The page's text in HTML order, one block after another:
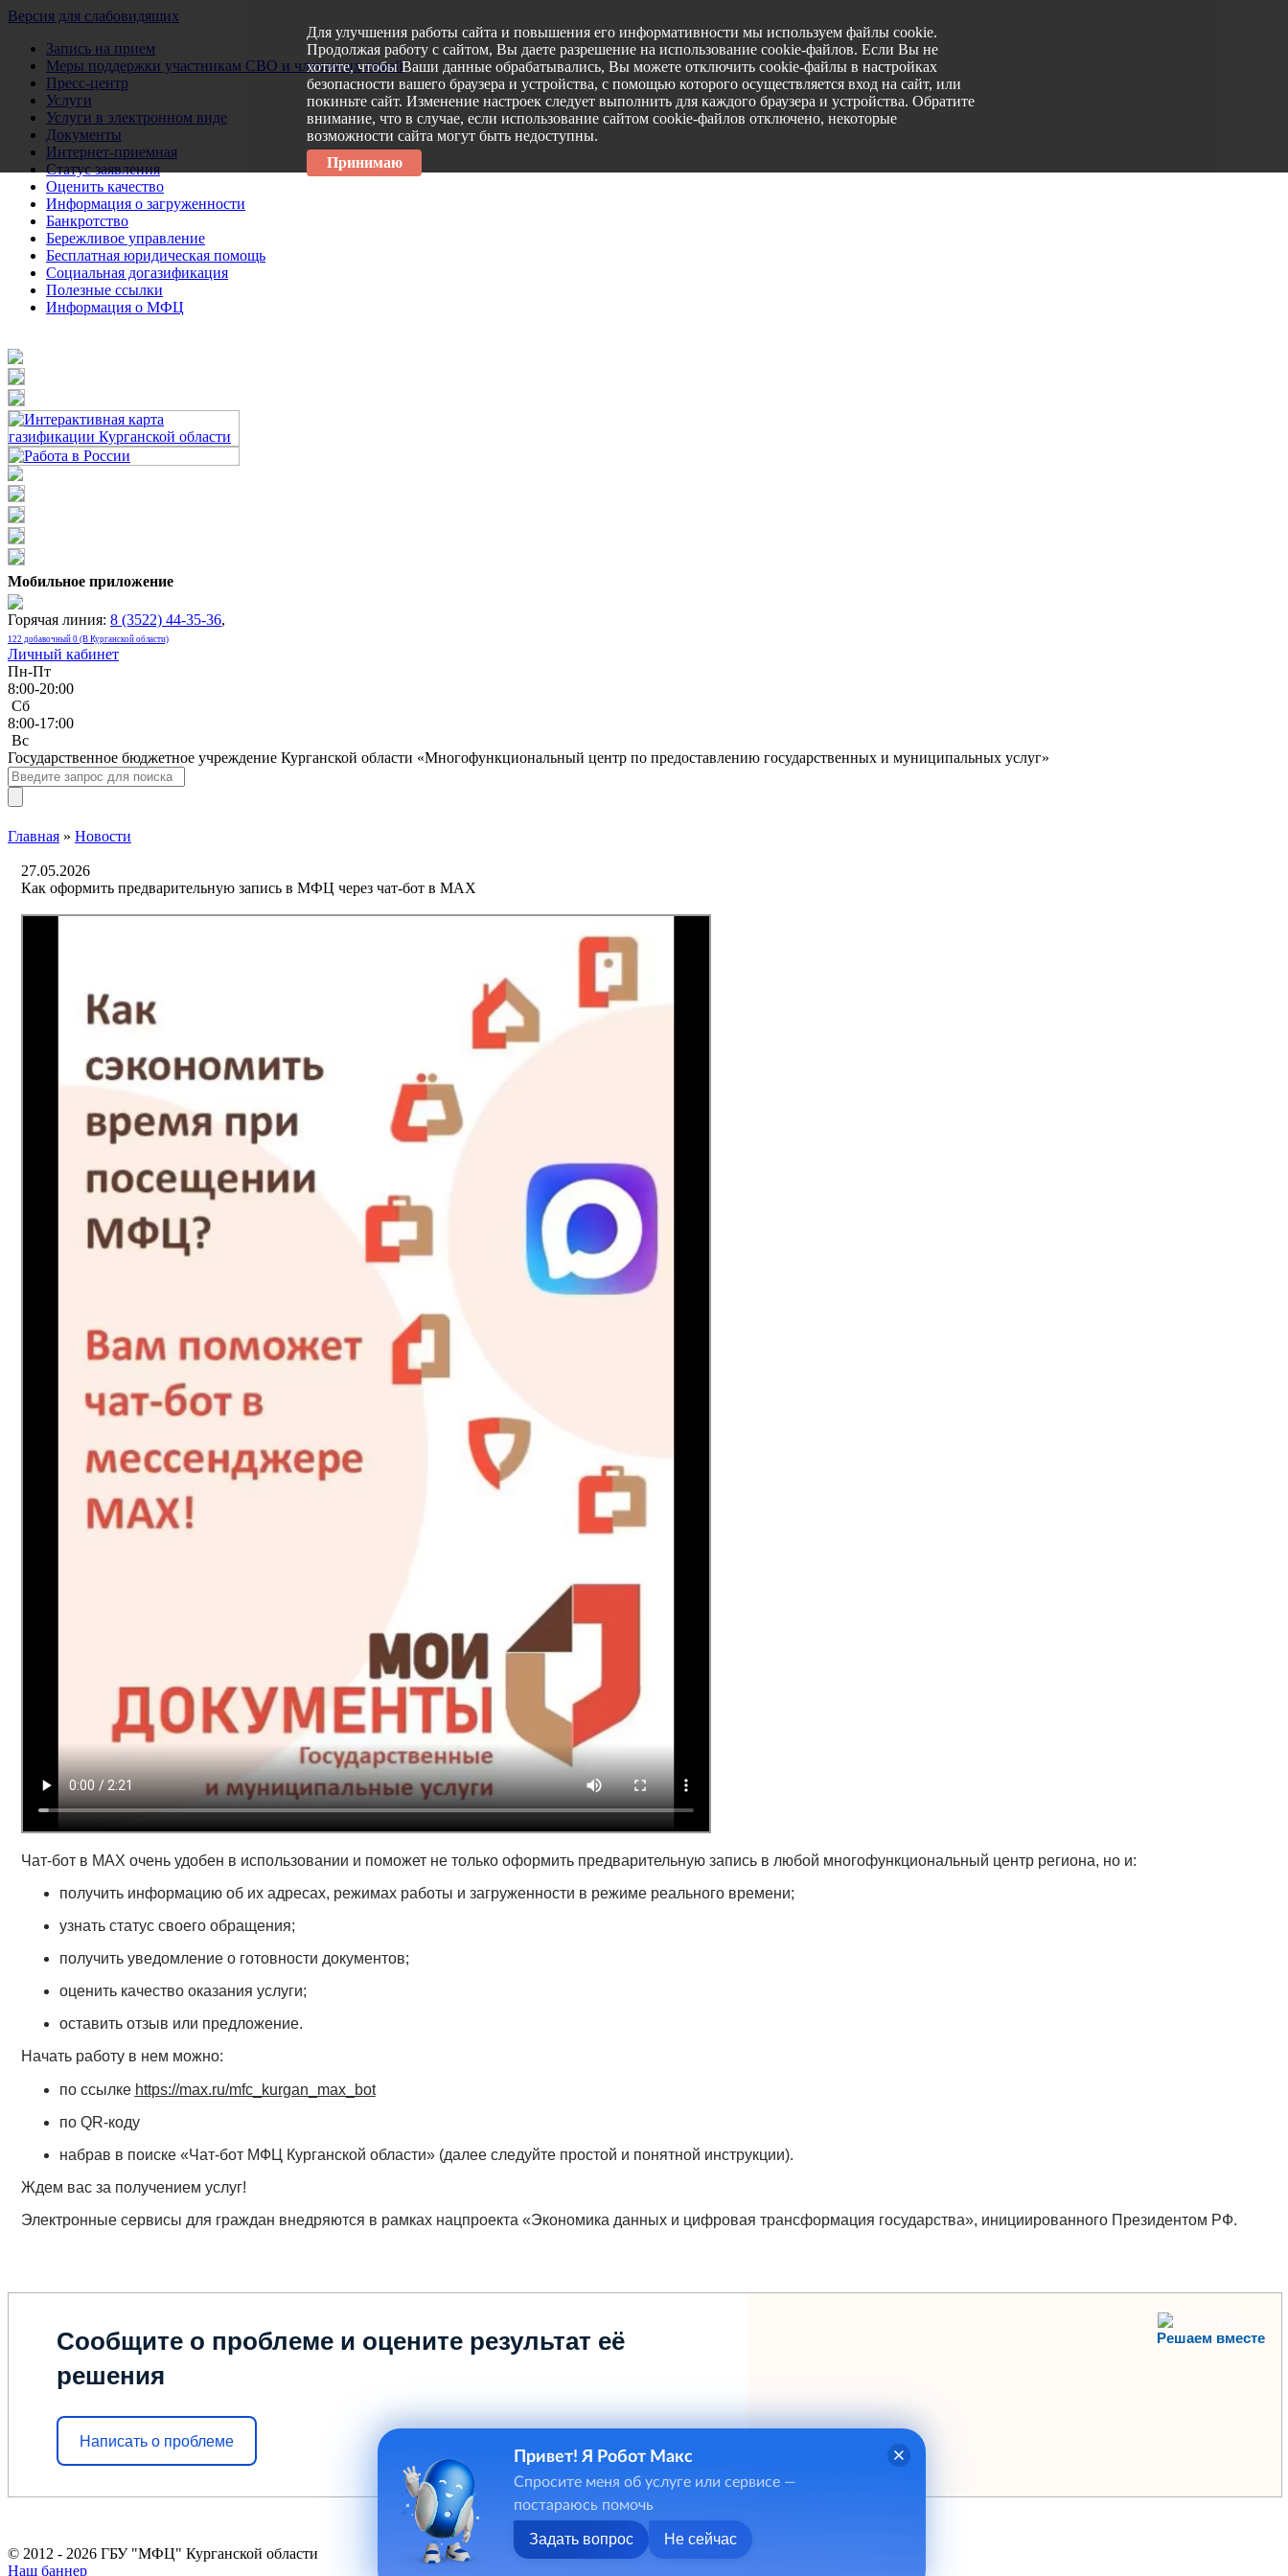
Версия для слабовидящих
Запись на прием
Меры поддержки участникам СВО и членам их семей
Пресс-центр
Услуги
Услуги в электронном виде
Документы
Интернет-приемная
Статус заявления
Оценить качество
Информация о загруженности
Банкротство
Бережливое управление
Бесплатная юридическая помощь
Социальная догазификация
Полезные ссылки
Информация о МФЦ
Мобильное приложение
Горячая линия: 8 (3522) 44-35-36,
122 добавочный 0 (В Курганской области)
Личный кабинет
Пн-Пт
8:00-20:00
Сб
8:00-17:00
Bc
Государственное бюджетное учреждение Курганской области «Многофункциональный центр по предоставлению государственных и муниципальных услуг»
Главная » Новости
27.05.2026
Как оформить предварительную запись в МФЦ через чат-бот в МАХ
Чат-бот в МАХ очень удобен в использовании и поможет не только оформить предварительную запись в любой многофункциональный центр региона, но и:
получить информацию об их адресах, режимах работы и загруженности в режиме реального времени;
узнать статус своего обращения;
получить уведомление о готовности документов;
оценить качество оказания услуги;
оставить отзыв или предложение.
Начать работу в нем можно:
по ссылке https://max.ru/mfc_kurgan_max_bot
по QR-коду
набрав в поиске «Чат-бот МФЦ Курганской области» (далее следуйте простой и понятной инструкции).
Ждем вас за получением услуг!
Электронные сервисы для граждан внедряются в рамках нацпроекта «Экономика данных и цифровая трансформация государства», инициированного Президентом РФ.
Решаем вместе
Сообщите о проблеме и оцените результат её
решения
Написать о проблеме
© 2012 - 2026 ГБУ "МФЦ" Курганской области
Наш баннер
Для улучшения работы сайта и повышения его информативности мы используем файлы cookie.
Продолжая работу с сайтом, Вы даете разрешение на использование cookie-файлов. Если Вы не
хотите, чтобы Ваши данные обрабатывались, Вы можете отключить cookie-файлы в настройках
безопасности вашего браузера и устройства, с помощью которого осуществляется вход на сайт, или
покиньте сайт. Изменение настроек следует выполнить для каждого браузера и устройства. Обратите
внимание, что в случае, если использование сайтом cookie-файлов отключено, некоторые
возможности сайта могут быть недоступны.
Принимаю
Привет! Я Робот Макс
Спросите меня об услуге или сервисе —
постараюсь помочь
Задать вопрос Не сейчас